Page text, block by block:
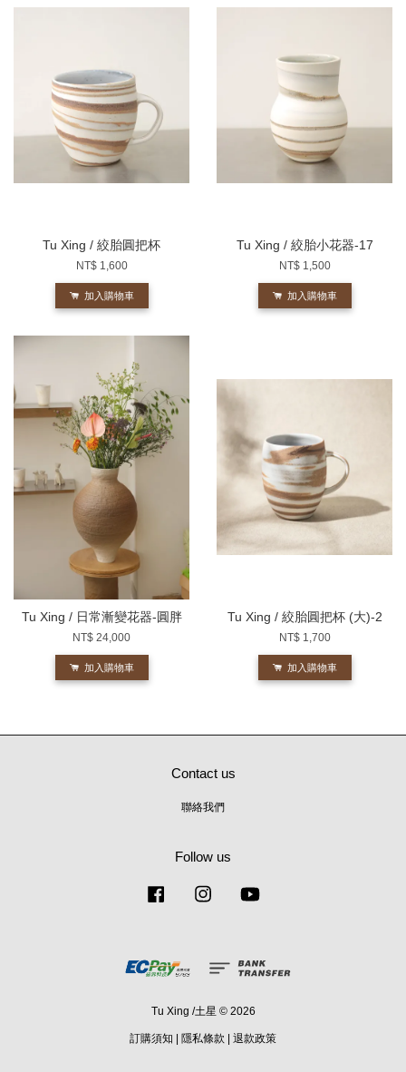
Tu Xing / 絞胎圓把杯
NT$ 1,600
加入購物車
Tu Xing / 絞胎小花器-17
NT$ 1,500
加入購物車
Tu Xing / 日常漸變花器-圓胖
NT$ 24,000
加入購物車
Tu Xing / 絞胎圓把杯 (大)-2
NT$ 1,700
加入購物車
Contact us
聯絡我們
Follow us
Facebook Instagram
Tu Xing /土星 © 2026
訂購須知 | 隱私條款 | 退款政策